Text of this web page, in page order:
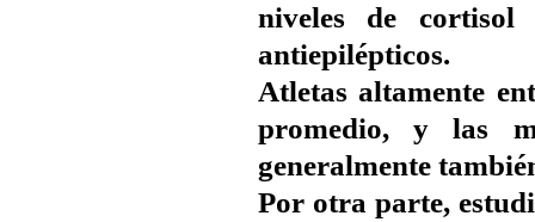
niveles de cortisol
antiepilépticos.
Atletas altamente
promedio, y las
generalmente
Por otra parte,